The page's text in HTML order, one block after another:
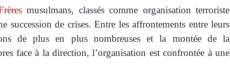
musulmans, classés comme organisation terroriste
succession de crises. Entre les affrontements entre leurs
de plus en plus nombreuses et la montée de la
face à la direction, l’organisation est confrontée à une